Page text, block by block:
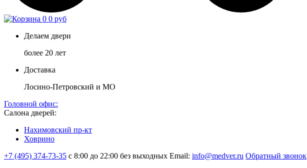
0 0 руб
Делаем двери
более 20 лет
Доставка
Лосино-Петровский и МО
Головной офис:
Салона дверей:
Нахимовский пр-кт
Ховрино
+7 (495) 374-73-35 с 8:00 до 22:00 без выходных Email: info@medver.ru Обратный звонок